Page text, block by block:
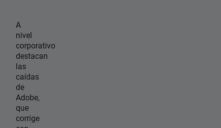
A
nivel
corporativo
destacan
las
caídas
de
Adobe,
que
corrige